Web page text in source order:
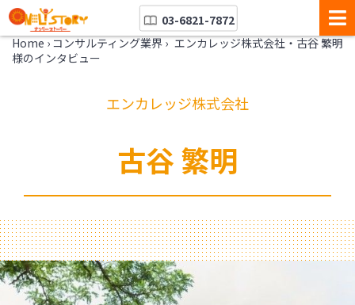
03-6821-7872
Home › コンサルティング業界 › エンカレッジ株式会社・古谷 繁明
様のインタビュー
エンカレッジ株式会社
古谷 繁明